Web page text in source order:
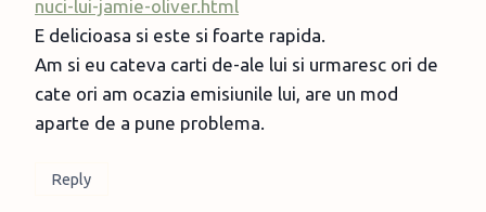
nuci-lui-jamie-oliver.html
E delicioasa si este si foarte rapida.
Am si eu cateva carti de-ale lui si urmaresc ori de
cate ori am ocazia emisiunile lui, are un mod
aparte de a pune problema.
Reply